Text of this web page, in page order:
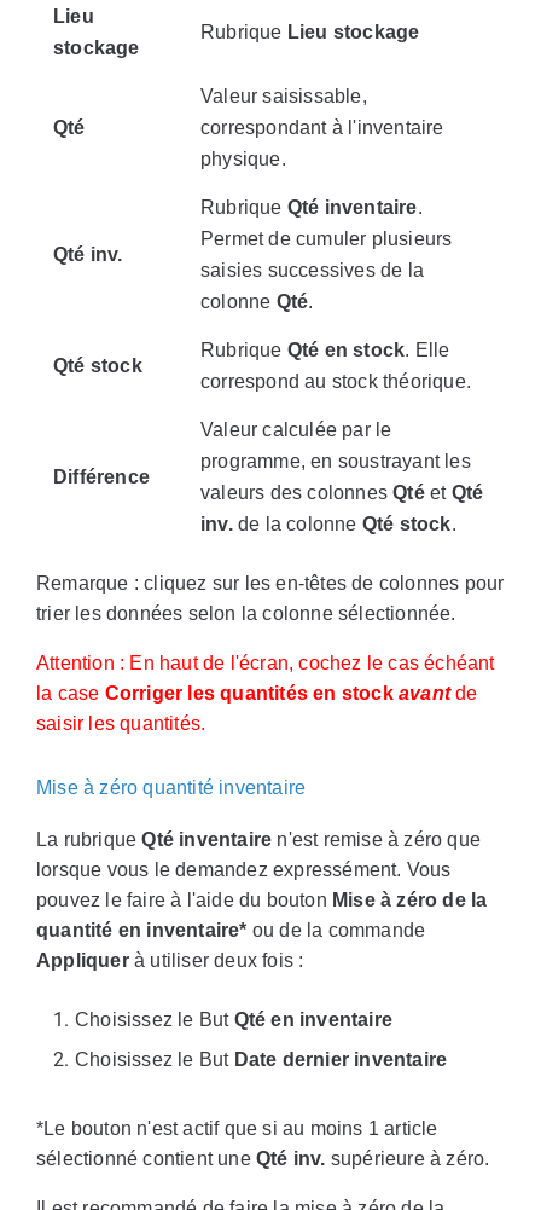
Lieu
stockage
Rubrique Lieu stockage
Qté
Valeur saisissable,
correspondant à l'inventaire
physique.
Qté inv.
Rubrique Qté inventaire.
Permet de cumuler plusieurs
saisies successives de la
colonne Qté.
Qté stock
Rubrique Qté en stock. Elle
correspond au stock théorique.
Différence
Valeur calculée par le
programme, en soustrayant les
valeurs des colonnesQtéet Qté
inv.de la colonne Qté stock.
Remarque : cliquez sur les en-têtes de colonnes pour
trier les données selon la colonne sélectionnée.
Attention : En haut de l'écran, cochez le cas échéant
la case Corriger les quantités en stock avantde
saisir les quantités.
Mise à zéro quantité inventaire
La rubriqueQté inventaire n'est remise à zéro que
lorsque vous le demandez expressément. Vous
pouvez le faire à l'aide du bouton Mise à zéro de la
quantité en inventaire* ou de la commande
Appliquerà utiliser deux fois :
Choisissez le But Qté en inventaire
Choisissez le But Date dernier inventaire
*Le bouton n'est actif que si au moins 1 article
sélectionné contient une Qté inv. supérieure à zéro.